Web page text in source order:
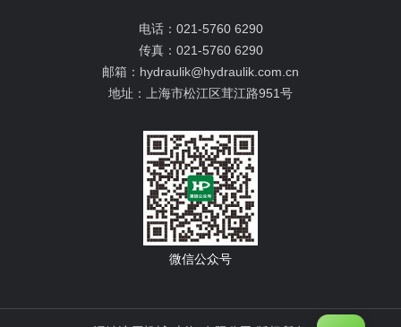
电话： 021-5760 6290
传真： 021-5760 6290
邮箱： hydraulik@hydraulik.com.cn
地址：
上海市松江区茸江路951号
微信公众号